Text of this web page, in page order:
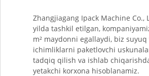
Zhangjiagang Ipack Machine Co.,
yilda tashkil etilgan,
m² maydonni egallaydi, biz suyuq
ichimliklarni paketlovchi
tadqiq qilish va ishlab
yetakchi korxona hisoblanamiz.